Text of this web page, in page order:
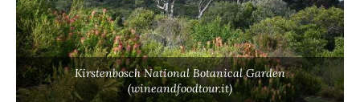
Kirstenbosch National Botanical Garden
(wineandfoodtour.it)